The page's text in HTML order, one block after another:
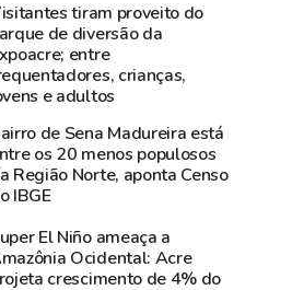
tiram proveito do
de diversão da
entre
crianças,
e adultos
de Sena Madureira está
os 20 menos populosos
Região Norte, aponta Censo
IBGE
El Niño ameaça a
Ocidental: Acre
crescimento de 4% do